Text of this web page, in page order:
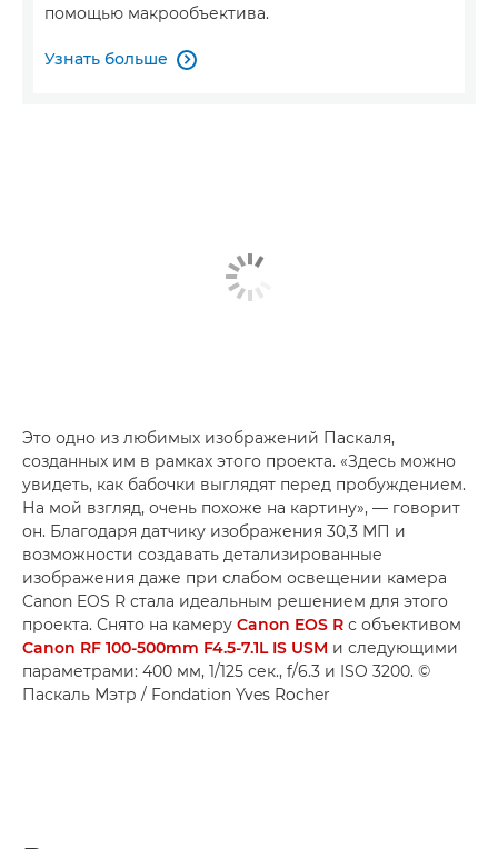
помощью макрообъектива.
Узнать больше 
Это одно из любимых изображений Паскаля,
созданных им в рамках этого проекта. «Здесь можно
увидеть, как бабочки выглядят перед пробуждением.
На мой взгляд, очень похоже на картину», — говорит
он. Благодаря датчику изображения 30,3 МП и
возможности создавать детализированные
изображения даже при слабом освещении камера
Canon EOS R стала идеальным решением для этого
проекта. Снято на камеру Canon EOS R с объективом
Canon RF 100-500mm F4.5-7.1L IS USM и следующими
параметрами: 400 мм, 1/125 сек., f/6.3 и ISO 3200. ©
Паскаль Мэтр / Fondation Yves Rocher